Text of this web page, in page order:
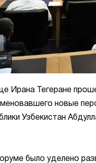
Ирана Тегеране
новые
Узбекистан
было уделено